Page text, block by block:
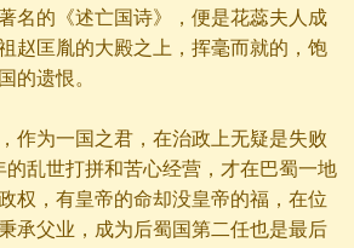
名的《述亡国诗》，便是花蕊夫人成
赵匡胤的大殿之上，挥毫而就的，饱
的遗恨。
作为一国之君，在治政上无疑是失败
的乱世打拼和苦心经营，才在巴蜀一地
权，有皇帝的命却没皇帝的福，在位
承父业，成为后蜀国第二任也是最后